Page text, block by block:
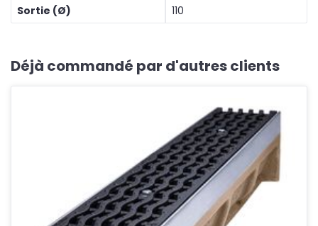
Sortie (Ø)
110
Déjà commandé par d'autres clients